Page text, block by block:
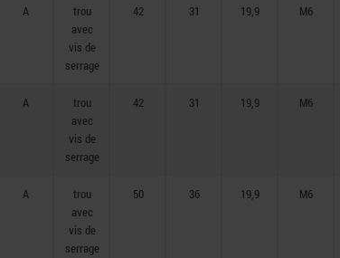
A
trou
avec
vis de
serrage
42 31 19,9 M6
A
trou
avec
vis de
serrage
42 31 19,9 M6
A
trou
avec
vis de
serrage
50 36 19,9 M6